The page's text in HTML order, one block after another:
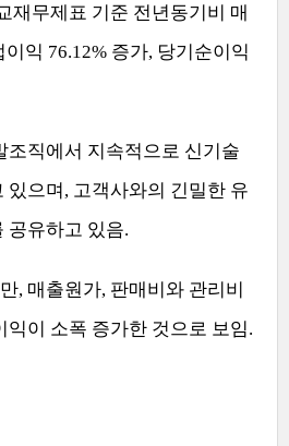
재무제표 기준 전년동기비 매
이익 76.12% 증가, 당기순이익
조직에서 지속적으로 신기술
있으며 , 고객사와의 긴밀한 유
공유하고 있음.
, 매출원가, 판매비와 관리비
익이 소폭 증가한 것으로 보임.